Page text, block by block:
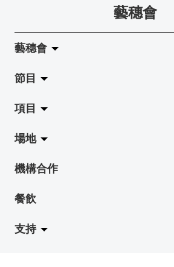
藝穗會
藝穗會
關於藝穗會
藝穗會的演化
使命與宗旨
藝穗會架構
檔案庫
藝穗網誌
節目
拉闊
展覽
演出
活動
工作坊
項目
Jazz-Go-Central, Jazz-Go-Fringe
LPL
2015-16 藝術場地資助計劃
2015 照亮香港在新加坡
場地
陳麗玲畫廊
奶庫
地下劇場
機構合作
餐飲
支持